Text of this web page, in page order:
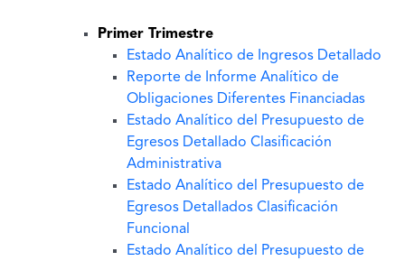
Primer Trimestre
Estado Analítico de Ingresos Detallado
Reporte de Informe Analítico de
Obligaciones Diferentes Financiadas
Estado Analítico del Presupuesto de
Egresos Detallado Clasificación
Administrativa
Estado Analítico del Presupuesto de
Egresos Detallados Clasificación
Funcional
Estado Analítico del Presupuesto de